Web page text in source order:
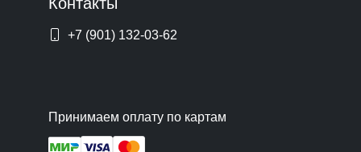
+7 (901) 132-03-62
Принимаем оплату по картам